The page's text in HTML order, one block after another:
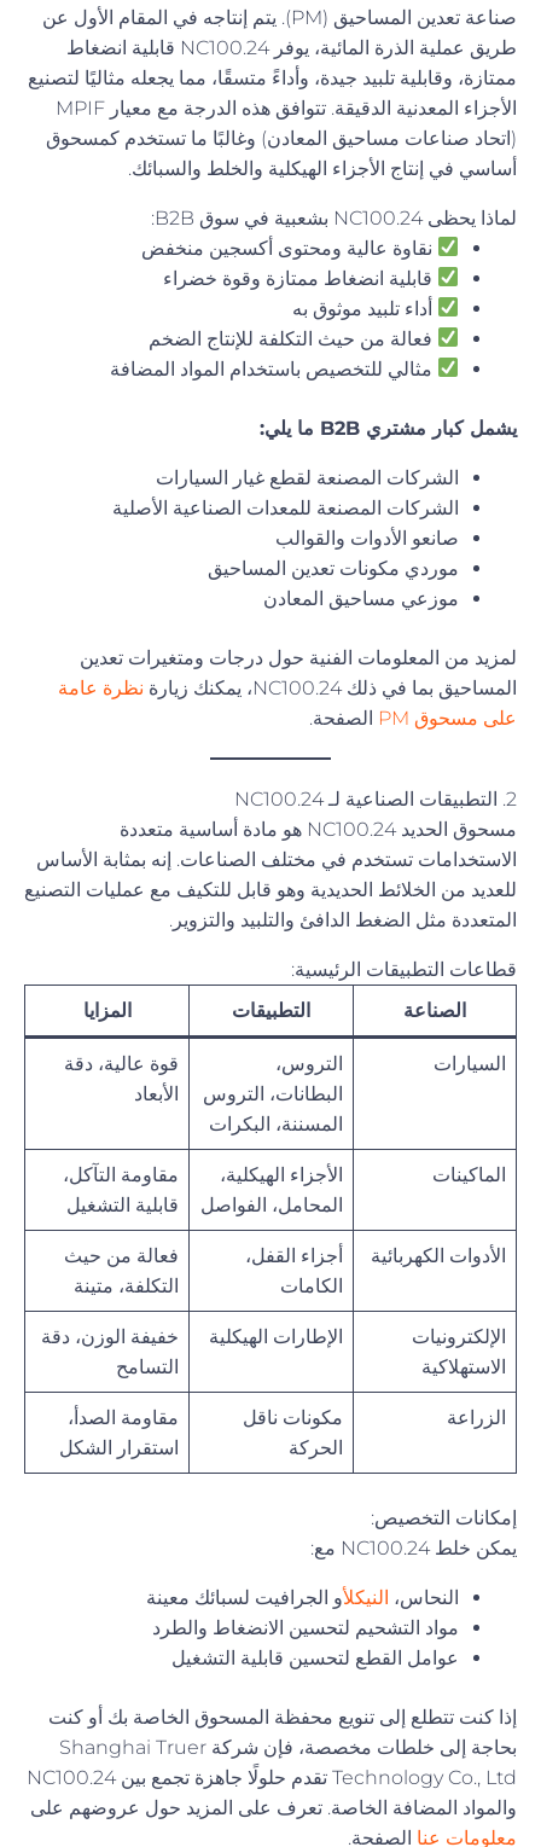
صناعة تعدين المساحيق (PM). يتم إنتاجه في المقام الأول عن
طريق عملية الذرة المائية، يوفر NC100.24 قابلية انضغاط
ممتازة، وقابلية تلبيد جيدة، وأداءً متسقًا، مما يجعله مثاليًا لتصنيع
الأجزاء المعدنية الدقيقة. تتوافق هذه الدرجة مع معيار MPIF
(اتحاد صناعات مساحيق المعادن) وغالبًا ما تستخدم كمسحوق
أساسي في إنتاج الأجزاء الهيكلية والخلط والسبائك.
لماذا يحظى NC100.24 بشعبية في سوق B2B:
نقاوة عالية ومحتوى أكسجين منخفض
قابلية انضغاط ممتازة وقوة خضراء
أداء تلبيد موثوق به
فعالة من حيث التكلفة للإنتاج الضخم
مثالي للتخصيص باستخدام المواد المضافة
يشمل كبار مشتري B2B ما يلي:
الشركات المصنعة لقطع غيار السيارات
الشركات المصنعة للمعدات الصناعية الأصلية
صانعو الأدوات والقوالب
موردي مكونات تعدين المساحيق
موزعي مساحيق المعادن
لمزيد من المعلومات الفنية حول درجات ومتغيرات تعدين
المساحيق بما في ذلك NC100.24، يمكنك زيارة
نظرة عامة
على مسحوق PM
الصفحة.
2. التطبيقات الصناعية لـ NC100.24
مسحوق الحديد NC100.24 هو مادة أساسية متعددة
الاستخدامات تستخدم في مختلف الصناعات. إنه بمثابة الأساس
للعديد من الخلائط الحديدية وهو قابل للتكيف مع عمليات التصنيع
المتعددة مثل الضغط الدافئ والتلبيد والتزوير.
قطاعات التطبيقات الرئيسية:
الصناعة
التطبيقات المزايا
السيارات
التروس،
البطانات، التروس
المسننة، البكرات
قوة عالية، دقة
الأبعاد
الماكينات
الأجزاء الهيكلية،
المحامل، الفواصل
مقاومة التآكل،
قابلية التشغيل
الأدوات الكهربائية
أجزاء القفل،
الكامات
فعالة من حيث
التكلفة، متينة
الإلكترونيات
الاستهلاكية
الإطارات الهيكلية
خفيفة الوزن، دقة
التسامح
الزراعة
مكونات ناقل
الحركة
مقاومة الصدأ،
استقرار الشكل
إمكانات التخصيص:
يمكن خلط NC100.24 مع:
النحاس، النيكلأو الجرافيت لسبائك معينة
مواد التشحيم لتحسين الانضغاط والطرد
عوامل القطع لتحسين قابلية التشغيل
إذا كنت تتطلع إلى تنويع محفظة المسحوق الخاصة بك أو كنت
بحاجة إلى خلطات مخصصة، فإن شركة Shanghai Truer
Technology Co., Ltd تقدم حلولًا جاهزة تجمع بين NC100.24
والمواد المضافة الخاصة. تعرف على المزيد حول عروضهم على
معلومات عناالصفحة.